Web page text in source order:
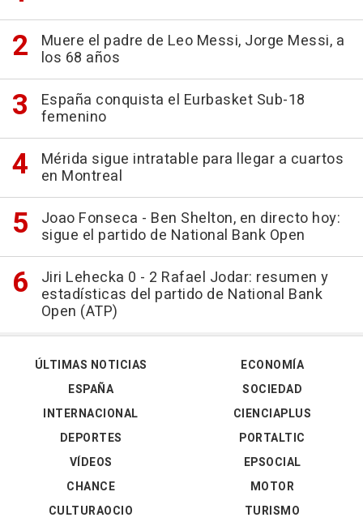
Muere el padre de Leo Messi, Jorge Messi, a
los 68 años
España conquista el Eurbasket Sub-18
femenino
Mérida sigue intratable para llegar a cuartos
en Montreal
Joao Fonseca - Ben Shelton, en directo hoy:
sigue el partido de National Bank Open
Jiri Lehecka 0 - 2 Rafael Jodar: resumen y
estadísticas del partido de National Bank
Open (ATP)
ÚLTIMAS NOTICIAS
ESPAÑA
INTERNACIONAL
DEPORTES
VÍDEOS
ECONOMÍA
SOCIEDAD
CIENCIAPLUS
PORTALTIC
EPSOCIAL
CHANCE
CULTURAOCIO
MOTOR
TURISMO